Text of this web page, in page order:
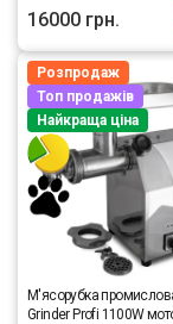
16000 грн.
Розпродаж
Топ продажів
Найкраща ціна
М'ясорубка
Grinder Profi 1100W